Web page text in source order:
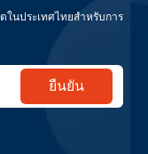
ในประเทศไทยสำหรับการ
ยืนยัน